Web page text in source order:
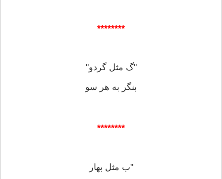
********
"گ مثل گردو"
بنگر به هر سو
********
"ب مثل بهار